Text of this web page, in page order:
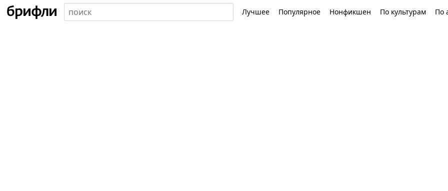
Лучшее Популярное Нонфикшен По культурам По